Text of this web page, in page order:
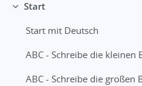
Einklappen
Start
Start mit Deutsch